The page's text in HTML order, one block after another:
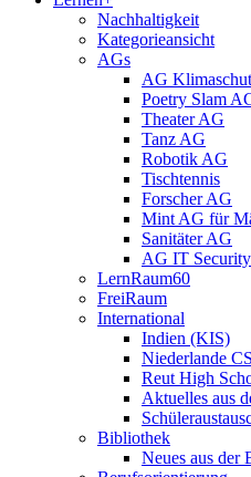
Nachhaltigkeit
Kategorieansicht
AGs
AG
Poetry Slam
Theater AG
Tanz AG
Robotik AG
Tischtennis
Forscher AG
Mint AG für
Sanitäter AG
AG IT
LernRaum60
FreiRaum
International
Indien (KIS)
Niederlande
Reut High
Aktuelles aus
Bibliothek
Neues aus der